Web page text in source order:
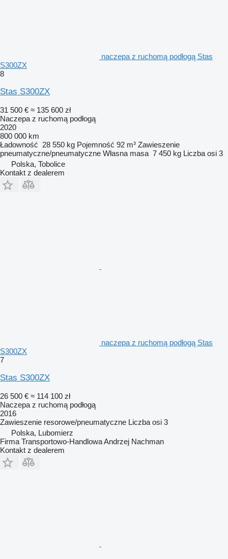
naczepa z ruchomą podłogą Stas
S300ZX
8
Stas S300ZX
31 500 € ≈ 135 600 zł
Naczepa z ruchomą podłogą
2020
800 000 km
Ładowność 28 550 kg Pojemność 92 m³ Zawieszenie
pneumatyczne/pneumatyczne Własna masa 7 450 kg Liczba osi 3
Polska, Tobolice
Kontakt z dealerem
naczepa z ruchomą podłogą Stas
S300ZX
7
Stas S300ZX
26 500 € ≈ 114 100 zł
Naczepa z ruchomą podłogą
2016
Zawieszenie resorowe/pneumatyczne Liczba osi 3
Polska, Lubomierz
Firma Transportowo-Handlowa Andrzej Nachman
Kontakt z dealerem